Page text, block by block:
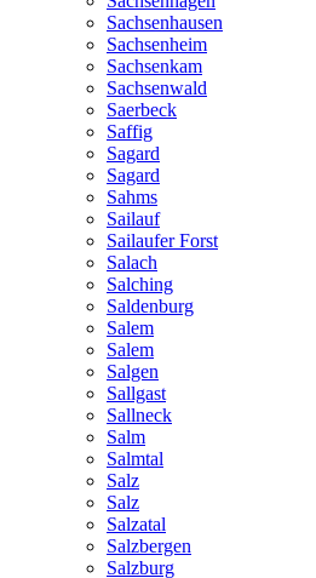
Sachsenhausen
Sachsenheim
Sachsenkam
Sachsenwald
Saerbeck
Saffig
Sagard
Sagard
Sahms
Sailauf
Sailaufer Forst
Salach
Salching
Saldenburg
Salem
Salem
Salgen
Sallgast
Sallneck
Salm
Salmtal
Salz
Salz
Salzatal
Salzbergen
Salzburg